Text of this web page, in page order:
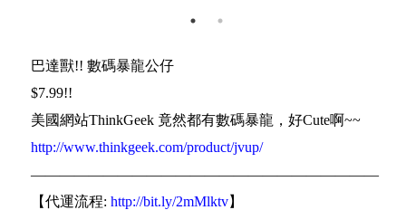
巴達獸!! 數碼暴龍公仔
$7.99!!
美國網站ThinkGeek 竟然都有數碼暴龍，好Cute啊~~
http://www.thinkgeek.com/product/jvup/
————————————————————————
【代運流程: http://bit.ly/2mMlktv】